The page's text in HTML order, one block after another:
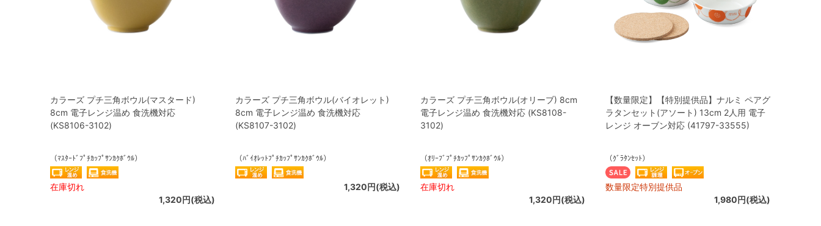
カラーズ プチ三角ボウル(マスタード)
8cm 電子レンジ温め 食洗機対応
(KS8106-3102)
（ﾏｽﾀｰﾄﾞﾌﾟﾁｶｯﾌﾟｻﾝｶｸﾎﾞｳﾙ）
在庫切れ
1,320円(税込)
カラーズ プチ三角ボウル(バイオレット)
8cm 電子レンジ温め 食洗機対応
(KS8107-3102)
（ﾊﾞｲｵﾚｯﾄﾌﾟﾁｶｯﾌﾟｻﾝｶｸﾎﾞｳﾙ）
1,320円(税込)
カラーズ プチ三角ボウル(オリーブ) 8cm
電子レンジ温め 食洗機対応 (KS8108-
3102)
（ｵﾘｰﾌﾞﾌﾟﾁｶｯﾌﾟｻﾝｶｸﾎﾞｳﾙ）
在庫切れ
1,320円(税込)
【数量限定】【特別提供品】ナルミ ペアグ
ラタンセット(アソート) 13cm 2人用 電子
レンジ オーブン対応 (41797-33555)
（ｸﾞﾗﾀﾝｾｯﾄ）
数量限定特別提供品
1,980円(税込)